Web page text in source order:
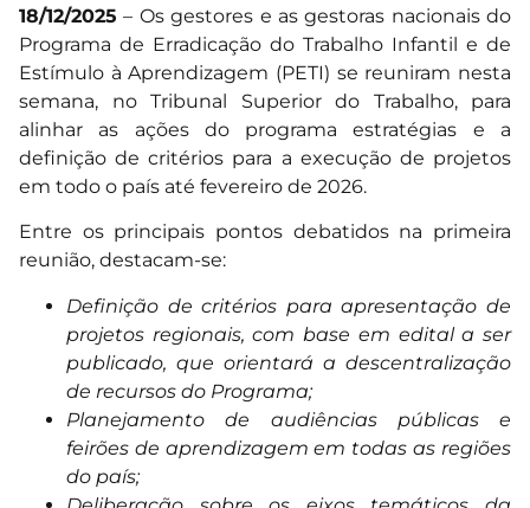
18/12/2025 – Os gestores e as gestoras nacionais do
Programa de Erradicação do Trabalho Infantil e de
Estímulo à Aprendizagem (PETI) se reuniram nesta
semana, no Tribunal Superior do Trabalho, para
alinhar as ações do programa estratégias e a
definição de critérios para a execução de projetos
em todo o país até fevereiro de 2026.
Entre os principais pontos debatidos na primeira
reunião, destacam-se:
Definição de critérios para apresentação de
projetos regionais, com base em edital a ser
publicado, que orientará a descentralização
de recursos do Programa;
Planejamento de audiências públicas e
feirões de aprendizagem em todas as regiões
do país;